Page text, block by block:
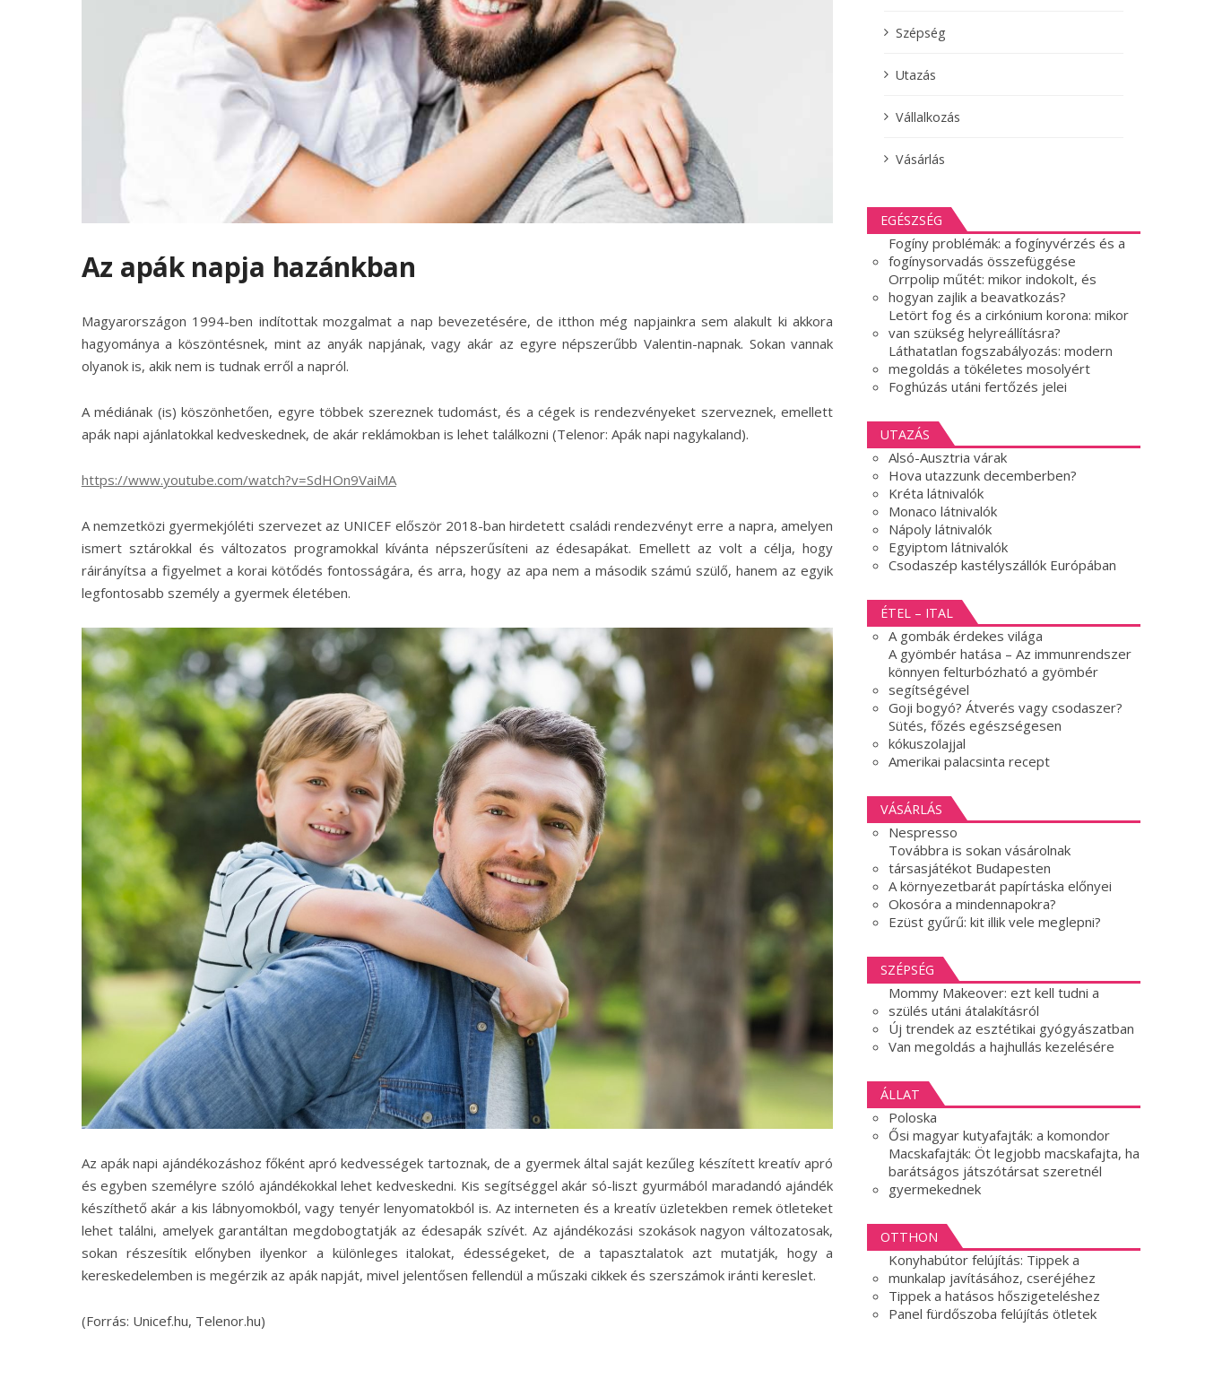
Az apák napja hazánkban
Magyarországon 1994-ben indítottak mozgalmat a nap bevezetésére, de itthon még napjainkra sem alakult ki akkora
hagyománya a köszöntésnek, mint az anyák napjának, vagy akár az egyre népszerűbb Valentin-napnak. Sokan vannak
olyanok is, akik nem is tudnak erről a napról.
A médiának (is) köszönhetően, egyre többek szereznek tudomást, és a cégek is rendezvényeket szerveznek, emellett
apák napi ajánlatokkal kedveskednek, de akár reklámokban is lehet találkozni (Telenor: Apák napi nagykaland).
https://www.youtube.com/watch?v=SdHOn9VaiMA
A nemzetközi gyermekjóléti szervezet az UNICEF először 2018-ban hirdetett családi rendezvényt erre a napra, amelyen
ismert sztárokkal és változatos programokkal kívánta népszerűsíteni az édesapákat. Emellett az volt a célja, hogy
ráirányítsa a figyelmet a korai kötődés fontosságára, és arra, hogy az apa nem a második számú szülő, hanem az egyik
legfontosabb személy a gyermek életében.
Az apák napi ajándékozáshoz főként apró kedvességek tartoznak, de a gyermek által saját kezűleg készített kreatív apró
és egyben személyre szóló ajándékokkal lehet kedveskedni. Kis segítséggel akár só-liszt gyurmából maradandó ajándék
készíthető akár a kis lábnyomokból, vagy tenyér lenyomatokból is. Az interneten és a kreatív üzletekben remek ötleteket
lehet találni, amelyek garantáltan megdobogtatják az édesapák szívét. Az ajándékozási szokások nagyon változatosak,
sokan részesítik előnyben ilyenkor a különleges italokat, édességeket, de a tapasztalatok azt mutatják, hogy a
kereskedelemben is megérzik az apák napját, mivel jelentősen fellendül a műszaki cikkek és szerszámok iránti kereslet.
(Forrás: Unicef.hu, Telenor.hu)
Szépség
Utazás
Vállalkozás
Vásárlás
EGÉSZSÉG
Fogíny problémák: a fogínyvérzés és a
fogínysorvadás összefüggése
Orrpolip műtét: mikor indokolt, és
hogyan zajlik a beavatkozás?
Letört fog és a cirkónium korona: mikor
van szükség helyreállításra?
Láthatatlan fogszabályozás: modern
megoldás a tökéletes mosolyért
Foghúzás utáni fertőzés jelei
UTAZÁS
Alsó-Ausztria várak
Hova utazzunk decemberben?
Kréta látnivalók
Monaco látnivalók
Nápoly látnivalók
Egyiptom látnivalók
Csodaszép kastélyszállók Európában
ÉTEL – ITAL
A gombák érdekes világa
A gyömbér hatása – Az immunrendszer
könnyen felturbózható a gyömbér
segítségével
Goji bogyó? Átverés vagy csodaszer?
Sütés, főzés egészségesen
kókuszolajjal
Amerikai palacsinta recept
VÁSÁRLÁS
Nespresso
Továbbra is sokan vásárolnak
társasjátékot Budapesten
A környezetbarát papírtáska előnyei
Okosóra a mindennapokra?
Ezüst gyűrű: kit illik vele meglepni?
SZÉPSÉG
Mommy Makeover: ezt kell tudni a
szülés utáni átalakításról
Új trendek az esztétikai gyógyászatban
Van megoldás a hajhullás kezelésére
ÁLLAT
Poloska
Ősi magyar kutyafajták: a komondor
Macskafajták: Öt legjobb macskafajta, ha
barátságos játszótársat szeretnél
gyermekednek
OTTHON
Konyhabútor felújítás: Tippek a
munkalap javításához, cseréjéhez
Tippek a hatásos hőszigeteléshez
Panel fürdőszoba felújítás ötletek